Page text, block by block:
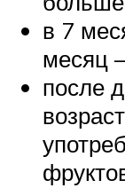
в 7
месяц
после